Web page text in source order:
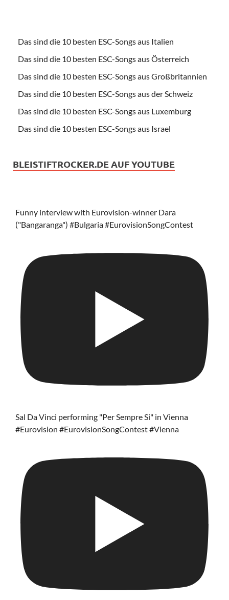
Das sind die 10 besten ESC-Songs aus Italien
Das sind die 10 besten ESC-Songs aus Österreich
Das sind die 10 besten ESC-Songs aus Großbritannien
Das sind die 10 besten ESC-Songs aus der Schweiz
Das sind die 10 besten ESC-Songs aus Luxemburg
Das sind die 10 besten ESC-Songs aus Israel
BLEISTIFTROCKER.DE AUF YOUTUBE
Funny interview with Eurovision-winner Dara
("Bangaranga") #Bulgaria #EurovisionSongContest
Sal Da Vinci performing "Per Sempre Si" in Vienna
#Eurovision #EurovisionSongContest #Vienna